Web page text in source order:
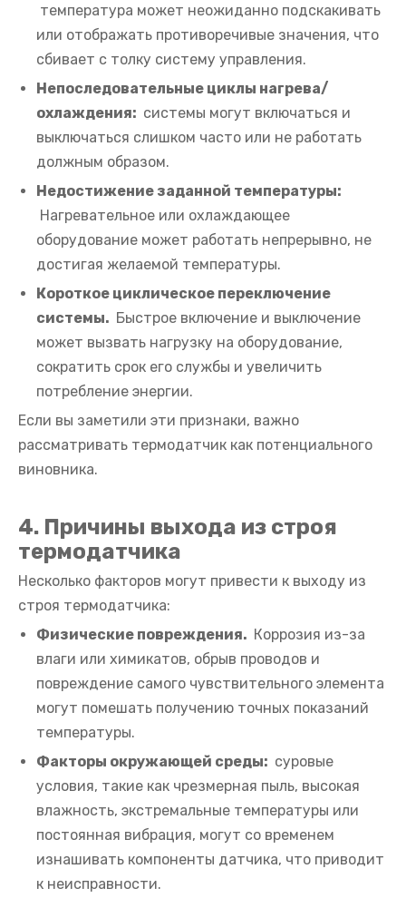
температура может неожиданно подскакивать
или отображать противоречивые значения, что
сбивает с толку систему управления.
Непоследовательные циклы нагрева/
охлаждения: системы могут включаться и
выключаться слишком часто или не работать
должным образом.
Недостижение заданной температуры:
Нагревательное или охлаждающее
оборудование может работать непрерывно, не
достигая желаемой температуры.
Короткое циклическое переключение
системы. Быстрое включение и выключение
может вызвать нагрузку на оборудование,
сократить срок его службы и увеличить
потребление энергии.
Если вы заметили эти признаки, важно
рассматривать термодатчик как потенциального
виновника.
4. Причины выхода из строя
термодатчика
Несколько факторов могут привести к выходу из
строя термодатчика:
Физические повреждения. Коррозия из-за
влаги или химикатов, обрыв проводов и
повреждение самого чувствительного элемента
могут помешать получению точных показаний
температуры.
Факторы окружающей среды: суровые
условия, такие как чрезмерная пыль, высокая
влажность, экстремальные температуры или
постоянная вибрация, могут со временем
изнашивать компоненты датчика, что приводит
к неисправности.